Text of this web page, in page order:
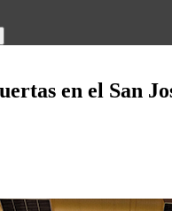
en el San